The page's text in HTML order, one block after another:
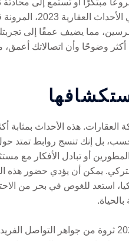
مبتكرًا أو تستمع إلى محادثة
بتوجيه خطواتك والتكيف مع
مما يضيف عمقًا إلى
وضوحًا وأن اتصالاتك
العقارات. هذه الأحداث
بل إنك تنسج روابط تمتد
أو تبادل الأفكار مع
يمكن أن يؤدي حضور هذه
بل يتم اكتشافها. مع اقتراب الأحداث العقارية لعام 2023 في
يوفر التنقل في المناظر الطبيعية الصاخبة لمعارض العقارات